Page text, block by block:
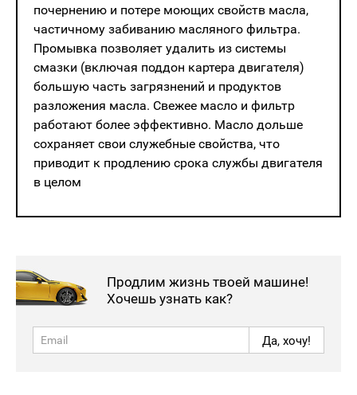
почернению и потере моющих свойств масла,
частичному забиванию масляного фильтра.
Промывка позволяет удалить из системы
смазки (включая поддон картера двигателя)
большую часть загрязнений и продуктов
разложения масла. Свежее масло и фильтр
работают более эффективно. Масло дольше
сохраняет свои служебные свойства, что
приводит к продлению срока службы двигателя
в целом
Продлим жизнь твоей машине!
Хочешь узнать как?
Да, хочу!